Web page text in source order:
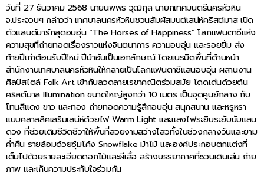
วันที่ 27 ธันวาคม 2568 นายนพพร วุฒิกุล นายกเทศมนตรีนครหัวหิน
จ.ประจวบฯ กล่าวว่า เทศบาลนครหัวหินชวนสัมผัสมนต์เสน่ห์คริสต์มาส เปิด
ตัวแลนด์มาร์กสุดอบอุ่น “The Horses of Happiness” โลกแฟนตาซีแห่ง
ความสุขที่ถ่ายทอดเรื่องราวแห่งจินตนาการ ความอบอุ่น และรอยยิ้ม ส่ง
ท้ายปีเก่าต้อนรับปีใหม่ ปีม้าอันเป็นเอกลักษณ์ โดยเนรมิตพื้นที่ด้านหน้า
สำนักงานเทศบาลนครหัวหินให้กลายเป็นโลกแฟนตาซีแสนอบอุ่น ผสานงาน
ศิลป์สไตล์ Folk Art เข้ากับลวดลายเรขาคณิตร่วมสมัย โดดเด่นด้วยต้น
คริสต์มาส Illumination ขนาดใหญ่สูงกว่า 10 เมตร เป็นจุดศูนย์กลาง กับ
โทนสีแดง ขาว และทอง ถ่ายทอดความรู้สึกอบอุ่น สนุกสนาน และหรูหรา
แบบคลาสสิคเสริมเสน่ห์ด้วยไฟ Warm Light และแสงไฟระยิบระยับนับแสน
ดวง ที่ช่วยเติมชีวิตชีวาให้พื้นที่สวยงามสว่างไสวทั้งในช่วงกลางวันและยาม
ค่ำคืน รายล้อมด้วยซุ้มโค้ง Snowflake ม้าไม้ และองค์ประกอบตกแต่งที่
เต็มไปด้วยรายละเอียดดอกไม้และผีเสื้อ สร้างบรรยากาศที่ชวนเดินเล่น ถ่าย
ภาพ และเก็บความประทับใจร่วมกัน